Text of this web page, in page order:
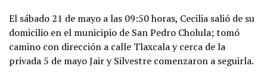
El sábado 21 de mayo a las 09:50 horas, Cecilia salió de su
domicilio en el municipio de San Pedro Cholula; tomó
camino con dirección a calle Tlaxcala y cerca de la
privada 5 de mayo Jair y Silvestre comenzaron a seguirla.